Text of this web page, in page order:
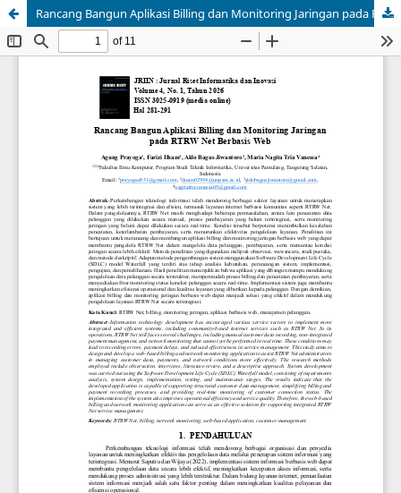
Rancang Bangun Aplikasi Billing dan Monitoring Jaringan pada RTRW Net Berbasis Web